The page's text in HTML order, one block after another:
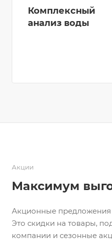
Комплексный
анализ воды
Акции
Максимум
Акционные
Это скидки на товары,
компании и сезонные